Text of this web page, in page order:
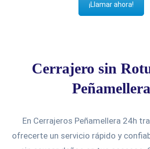
¡Llamar ahora!
Cerrajero sin
Peñamellera
En Cerrajeros Peñamellera 24h
ofrecerte un servicio rápido y